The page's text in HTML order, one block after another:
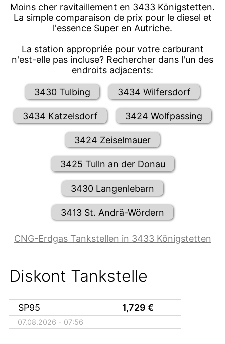
Moins cher ravitaillement en 3433 Königstetten.
La simple comparaison de prix pour le diesel et
l'essence Super en Autriche.
La station appropriée pour votre carburant
n'est-elle pas incluse? Rechercher dans l'un des
endroits adjacents:
3430 Tulbing 3434 Wilfersdorf
3434 Katzelsdorf 3424 Wolfpassing
3424 Zeiselmauer
3425 Tulln an der Donau
3430 Langenlebarn
3413 St. Andrä-Wördern
CNG-Erdgas Tankstellen in 3433 Königstetten
Diskont Tankstelle
SP95 1,729 €
07.08.2026 - 07:56